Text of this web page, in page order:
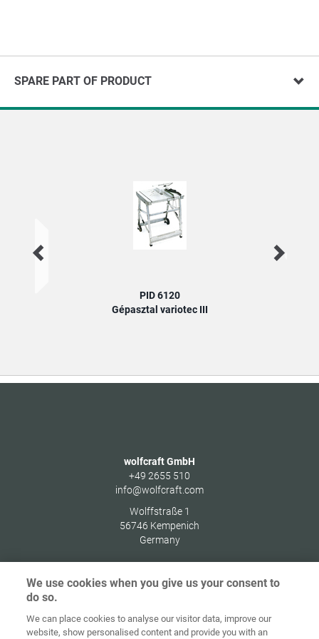
SPARE PART OF PRODUCT
PID 6120
Gépasztal variotec III
wolfcraft GmbH
+49 2655 510
info@wolfcraft.com
Wolffstraße 1
56746 Kempenich
Germany
Indítóképernyő Kapcsolat Impresszum
We use cookies when you give us your consent to
do so.
We can place cookies to analyse our visitor data, improve our
website, show personalised content and provide you with an